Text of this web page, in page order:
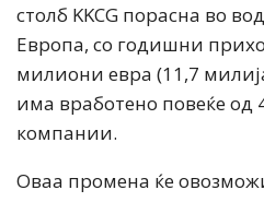
столб KKCG порасна во
Европа, со годишни
милиони евра (11,7
има вработено повеќе од
компании.
Оваа промена ќе